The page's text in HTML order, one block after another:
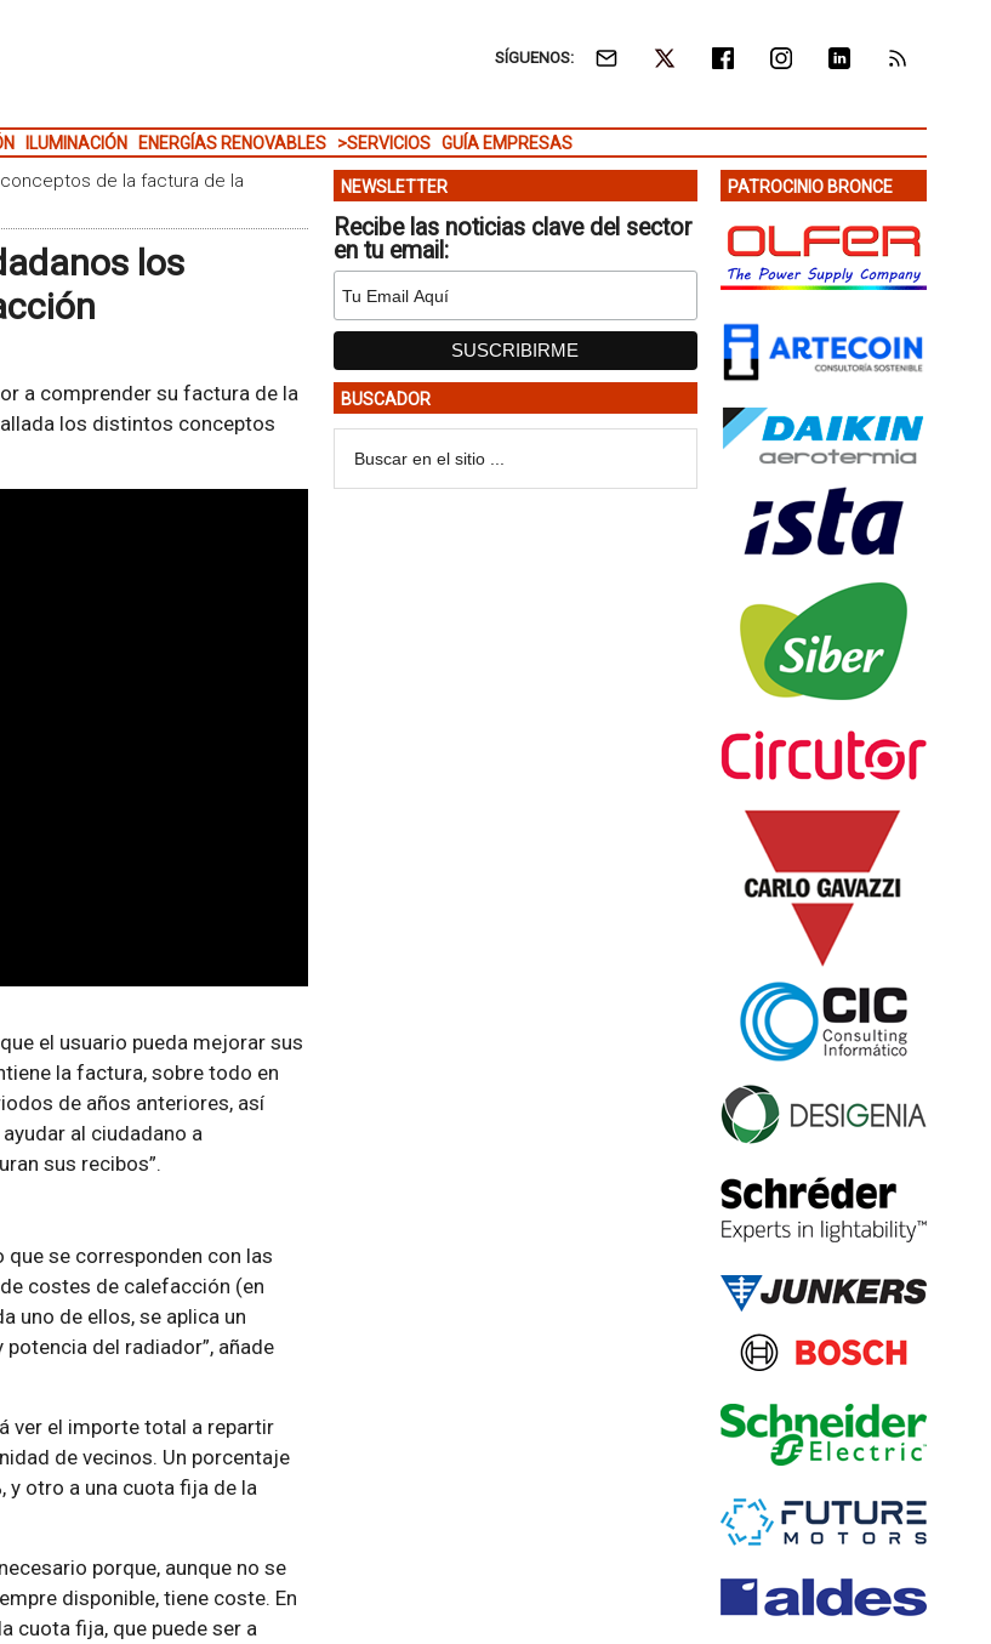
SÍGUENOS:
ILUMINACIÓN ENERGÍAS RENOVABLES >SERVICIOS GUÍA EMPRESAS
de la factura de la
los
a comprender su factura de la
los distintos conceptos
el usuario pueda mejorar sus
la factura, sobre todo en
de años anteriores, así
al ciudadano a
sus recibos”.
se corresponden con las
costes de calefacción (en
uno de ellos, se aplica un
del radiador”, añade
ver el importe total a repartir
de vecinos. Un porcentaje
y otro a una cuota fija de la
porque, aunque no se
disponible, tiene coste. En
cuota fija, que puede ser a
NEWSLETTER
Recibe las noticias clave del sector
en tu email:
BUSCADOR
PATROCINIO BRONCE